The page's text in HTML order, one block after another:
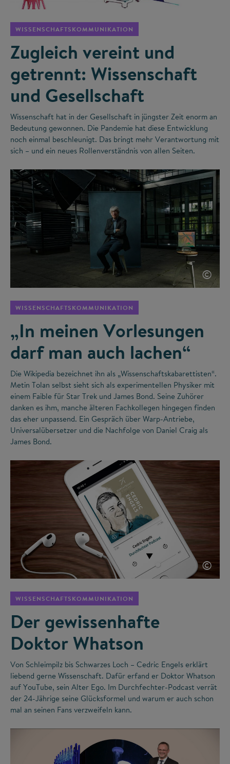
WISSENSCHAFTSKOMMUNIKATION
Zugleich vereint und
getrennt: Wissenschaft
und Gesellschaft
Wissenschaft hat in der Gesellschaft in jüngster Zeit enorm an
Bedeutung gewonnen. Die Pandemie hat diese Entwicklung
noch einmal beschleunigt. Das bringt mehr Verantwortung mit
sich – und ein neues Rollenverständnis von allen Seiten.
©
WISSENSCHAFTSKOMMUNIKATION
„In meinen Vorlesungen
darf man auch lachen“
Die Wikipedia bezeichnet ihn als „Wissenschaftskabarettisten“.
Metin Tolan selbst sieht sich als experimentellen Physiker mit
einem Faible für Star Trek und James Bond. Seine Zuhörer
danken es ihm, manche älteren Fachkollegen hingegen finden
das eher unpassend. Ein Gespräch über Warp-Antriebe,
Universalübersetzer und die Nachfolge von Daniel Craig als
James Bond.
©
WISSENSCHAFTSKOMMUNIKATION
Der gewissenhafte
Doktor Whatson
Von Schleimpilz bis Schwarzes Loch – Cedric Engels erklärt
liebend gerne Wissenschaft. Dafür erfand er Doktor Whatson
auf YouTube, sein Alter Ego. Im Durchfechter-Podcast verrät
der 24-Jährige seine Glücksformel und warum er auch schon
mal an seinen Fans verzweifeln kann.